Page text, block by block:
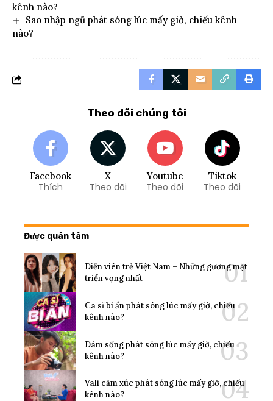
kênh nào?
Sao nhập ngũ phát sóng lúc mấy giờ, chiếu kênh
nào?
Theo dõi chúng tôi
Facebook
Thích
X
Theo dõi
Youtube
Theo dõi
Tiktok
Theo dõi
Được quân tâm
Diễn viên trẻ Việt Nam – Những gương mặt
triển vọng nhất
Ca sĩ bí ẩn phát sóng lúc mấy giờ, chiếu
kênh nào?
Dám sống phát sóng lúc mấy giờ, chiếu
kênh nào?
Vali cảm xúc phát sóng lúc mấy giờ, chiếu
kênh nào?